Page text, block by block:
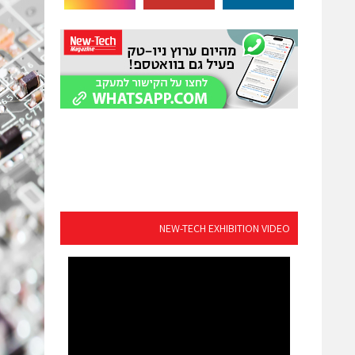
NEW-TECH EXHIBITION VIDEO